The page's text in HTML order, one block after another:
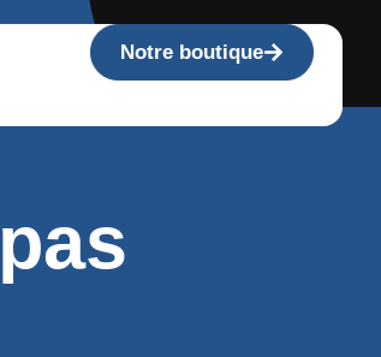
Notre boutique